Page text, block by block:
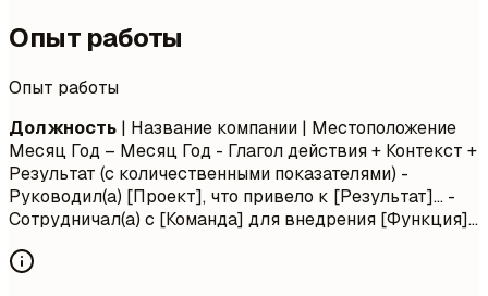
Опыт работы
Опыт работы
Должность | Название компании | Местоположение
Месяц Год – Месяц Год - Глагол действия + Контекст +
Результат (с количественными показателями) -
Руководил(а) [Проект], что привело к [Результат]... -
Сотрудничал(а) с [Команда] для внедрения [Функция]...